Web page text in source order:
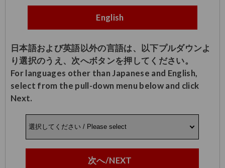
English
日本語および英語以外の言語は、以下プルダウンよ
り選択のうえ、次へボタンを押してください。
For languages other than Japanese and English,
select from the pull-down menu below and click
Next.
次へ/NEXT